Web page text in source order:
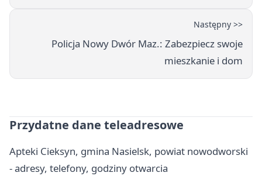
Następny >>
Policja Nowy Dwór Maz.: Zabezpiecz swoje
mieszkanie i dom
Przydatne dane teleadresowe
Apteki Cieksyn, gmina Nasielsk, powiat nowodworski
- adresy, telefony, godziny otwarcia